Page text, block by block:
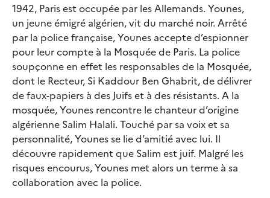
1942, Paris est occupée par les Allemands. Younes,
un jeune émigré algérien, vit du marché noir. Arrêté
par la police française, Younes accepte d’espionner
pour leur compte à la Mosquée de Paris. La police
soupçonne en effet les responsables de la Mosquée,
dont le Recteur, Si Kaddour Ben Ghabrit, de délivrer
de faux-papiers à des Juifs et à des résistants. A la
mosquée, Younes rencontre le chanteur d’origine
algérienne Salim Halali. Touché par sa voix et sa
personnalité, Younes se lie d’amitié avec lui. Il
découvre rapidement que Salim est juif. Malgré les
risques encourus, Younes met alors un terme à sa
collaboration avec la police.